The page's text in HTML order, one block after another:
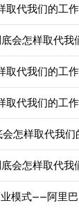
取代我们的工作
会怎样取代我
取代我们的工作
取代我们的工作
会怎样取代我们
会怎样取代我
模式——阿里